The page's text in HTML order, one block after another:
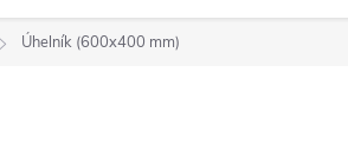
Úhelník (600x400 mm)